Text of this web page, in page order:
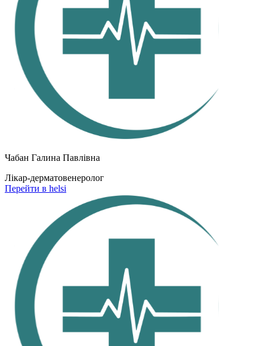
Чабан Галина Павлівна
Лікар-дерматовенеролог
Перейти в helsi